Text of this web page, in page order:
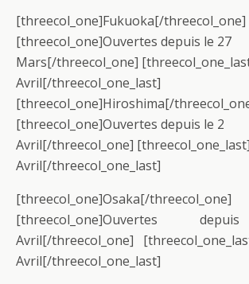
[threecol_one]Fukuoka[/threecol_one]
[threecol_one]Ouvertes depuis le 27
Mars[/threecol_one]
Avril[/threecol_one_last]
[threecol_one]Hiroshima[/
[threecol_one]Ouvertes depuis le 2
Avril[/threecol_one]
Avril[/threecol_one_last]
[threecol_one]Osaka[/threecol_one]
[threecol_one]Ouvertes
Avril[/threecol_one]
Avril[/threecol_one_last]